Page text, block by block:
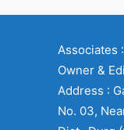
Associates
Owner &
Address :
No. 03,